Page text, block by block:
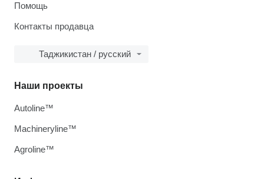
Помощь
Контакты продавца
Таджикистан / русский
Наши проекты
Autoline™
Machineryline™
Agroline™